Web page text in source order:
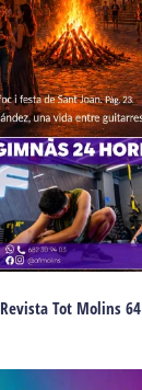
Revista Tot Molins 64